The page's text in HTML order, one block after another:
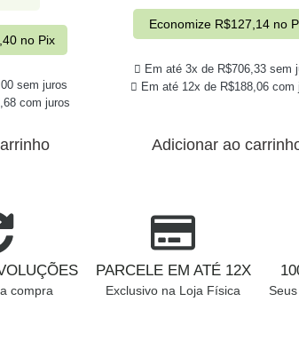
sem juros
com juros
no Pix
Em até 3x de R$706,33sem
Em até 12x de R$188,06 com
Economize R$127,14 no
Adicionar ao
compra
PARCELE EM ATÉ 12X
Exclusivo na Loja Física